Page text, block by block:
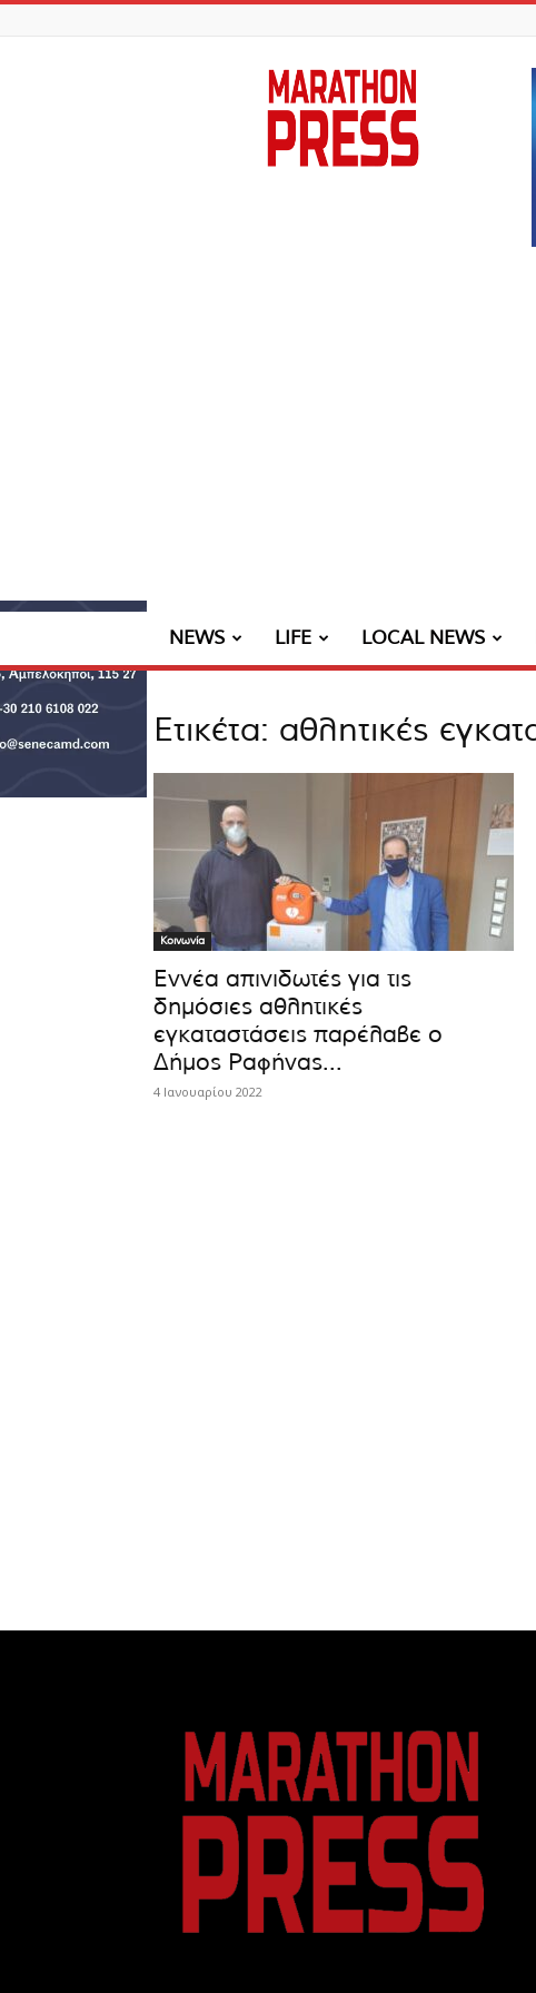
Marathon
Press
NEWS LIFE LOCAL NEWS
Ετικέτα: αθλητικές
Κοινωνία
Εννέα απινιδωτές για τις
δημόσιες αθλητικές
εγκαταστάσεις παρέλαβε ο
Δήμος Ραφήνας...
4 Ιανουαρίου 2022